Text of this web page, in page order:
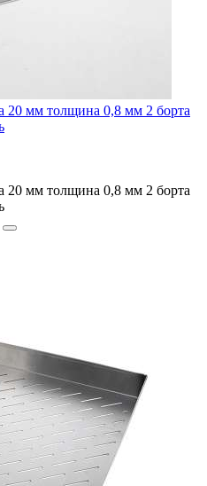
20 мм толщина 0,8 мм 2 борта
20 мм толщина 0,8 мм 2 борта